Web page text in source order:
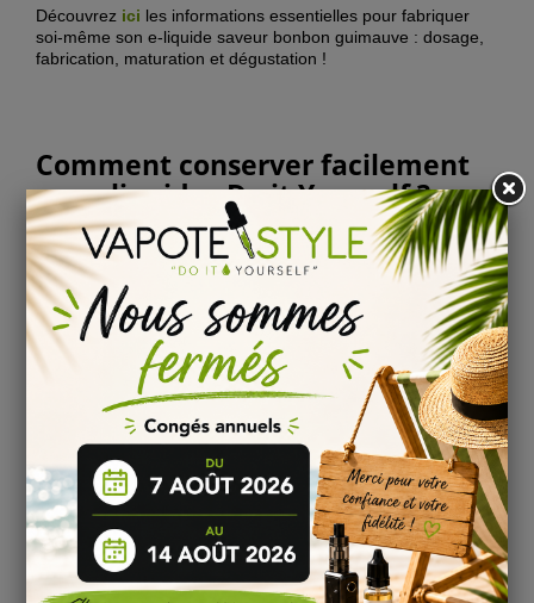
Découvrez ici les informations essentielles pour fabriquer
soi-même son e-liquide saveur bonbon guimauve : dosage,
fabrication, maturation et dégustation !
Comment conserver facilement
ses e-liquides Do it Yourself ?
Il est fortement recommandé pour une conservation à long
terme de stocker votre Arôme diy Guimauves et en
particulier vos
concentrés e-liquides
à température basse
... toutes les informations sont disponibles dans notre
rubriqueexplications et conseils pour bien réussir sonDIY
liquide
Informations:
Conservation : stocké entre 4 et 16°C
Conforme au règlement 1334/2008/CEE
Composition : Propylène Glycol & Arôme alimentaire
RECETTES ASSOCIÉES